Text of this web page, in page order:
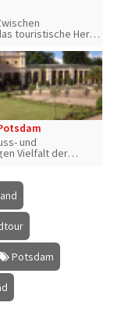
touristische Herz
und
Vielfalt der
Potsdam